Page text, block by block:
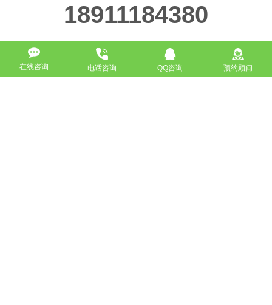
18911184380
在线咨询 电话咨询 QQ咨询 预约顾问